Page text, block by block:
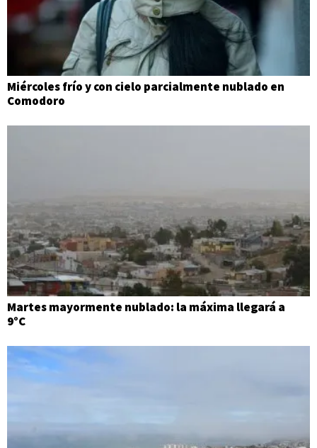
Miércoles frío y con cielo parcialmente nublado en
Comodoro
Martes mayormente nublado: la máxima llegará a
9°C